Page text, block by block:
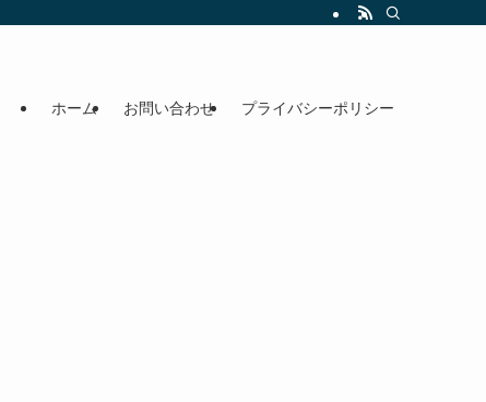
ホーム お問い合わせ プライバシーポリシー